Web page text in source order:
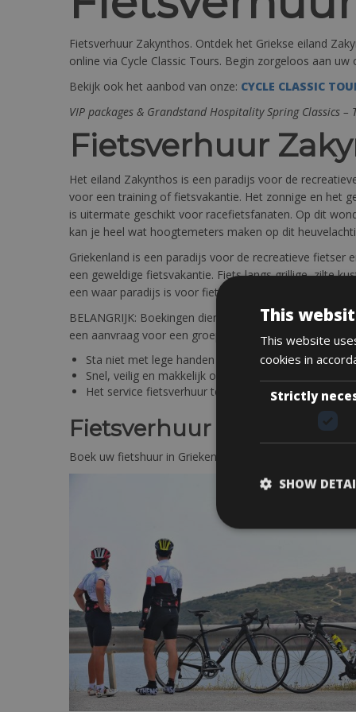
Fietsverhuur Zakynthos. Ontdek het Griekse eiland
online via Cycle Classic Tours. Begin zorgeloos aan
Bekijk ook het aanbod van onze: CYCLE CLASSIC
VIP packages & Grandstand Hospitality Spring Classics –
Fietsverhuur
Het eiland Zakynthos is een paradijs voor de
voor een training of fietsvakantie. Het zonnige en het
is uitermate geschikt voor racefietsfanaten. Op dit
kan je heel wat hoogtemeters maken op dit
Griekenland is een paradijs voor de recreatieve
een geweldige fietsvakantie. Fiets langs grillige, zilte
een waar paradijs is voor fietsliefhebbers!
BELANGRIJK: Boekingen dienen minimaal 5 dagen
een aanvraag voor een groep verhuring neem contact
Sta niet met lege handen en boek vooraf uw
Snel, veilig en makkelijk online boeken
Het service fietsverhuur team kunt u altijd
Fietsverhuur Zakynthos
Boek uw fietshuur in Griekenland via ons Engelstalig
This
This website
cookies in
Strictly
SHOW